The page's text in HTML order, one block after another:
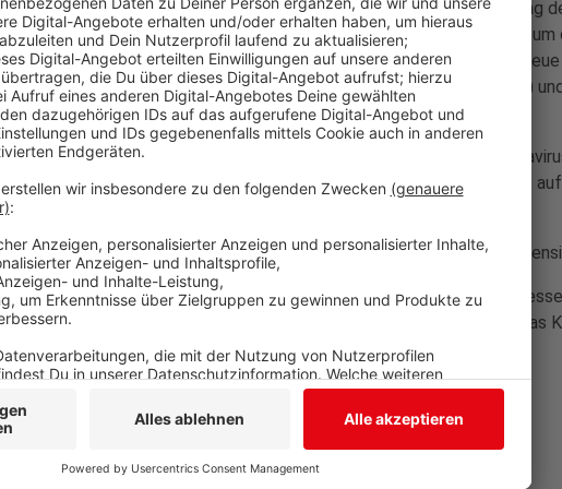
Anfang 60) konnten seit gestern als genesen aus der Überwachung
Kreisgesundheitsamtes entlassen werden, genauso wie eine Frau um
die 40 aus Siegen. Gleichzeitig sind im Kreisgesundheitsamt drei
eingegangen: zwei Männer aus Hilchenbach (Anfang und Mitte 60)
(Mitte 90).
Damit liegt die Zahl der seit Beginn der Pandemie mit dem
Siegen-Wittgenstein jetzt bei 307. Die Zahl der Genesenen steigt
Von den Erkrankten werden acht in einer Klinik behandelt, einer
Obwohl es in Siegen-Wittgenstein keinen Schlachtbetrieb gibt,
Vorgaben des Landes auf Corona getestet werden müsste, hat das
einige Tests durchgeführt. Die Ergebnisse waren alle negativ.